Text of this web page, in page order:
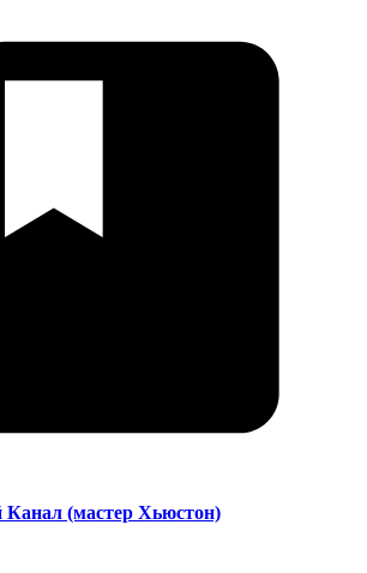
Канал (мастер Хьюстон)